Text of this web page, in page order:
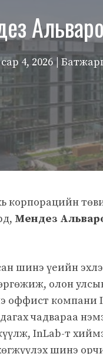
4, 2026 |
корпорацийн
Мендез
шинэ үеийн
олон
оффист
чадвараа
InLab-т
шинэ